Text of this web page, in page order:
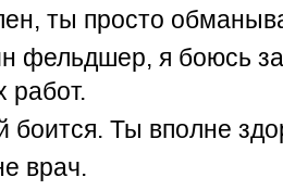
ты просто
фельдшер, я боюсь
работ.
боится. Ты вполне
врач.